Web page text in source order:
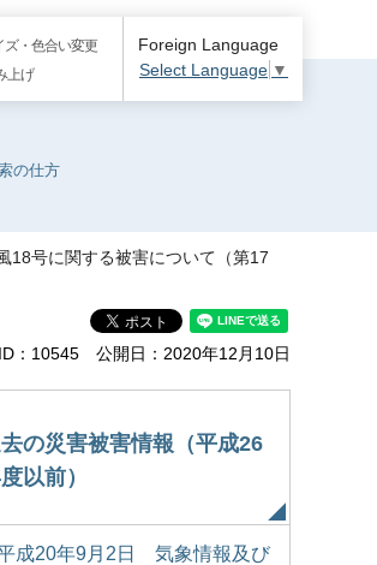
ズ・色合い変更
上げ
Foreign Language
Select Language ▼
の仕方
18号に関する被害について（第17
：10545 公開日：2020年12月10日
の災害被害情報（平成26
以前）
成20年9月2日 気象情報及び